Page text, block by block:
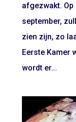
afgezwakt.
september,
zien zijn, zo
Eerste Kamer
wordt er...